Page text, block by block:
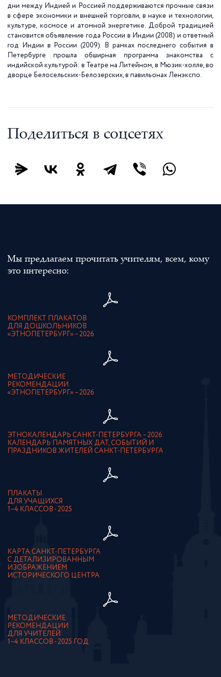
дни между Индией и Россией поддерживаются прочные связи
в сфере экономики и внешней торговли, в науке и технологии,
культуре, космосе и атомной энергетике. Доброй традицией
становится объявление года России в Индии (2008) и ответный
год Индии в России (2009). В рамках последнего события в
Петербурге прошла обширная программа знакомства с
индийской культурой: в Театре на Литейном, в Мюзик-холле, во
дворце Белосельских-Белозерских, в павильонах Ленэкспо.
Поделиться в соцсетях
Мы предлагаем прочитать учителям, всем, кому
это интересно:
КОМПЛЕКТ ПЛАКАТОВ
ДЛЯ ДОШКОЛЬНИКОВ
«ЭТНОПЕТЕРБУРГ» – 2026
МЕТОДИЧЕСКИЕ
РЕКОМЕНДАЦИИ
«ЭТНОПЕТЕРБУРГ» – 2026
ЭТНОКАЛЕНДАРЬ САНКТ-ПЕТЕРБУРГА – 2026.
КАЛЕНДАРЬ ПАМЯТНЫХ ДАТ, СОБЫТИЙ И
ПРАЗДНИКОВ ЖИТЕЛЕЙ САНКТ-ПЕТЕРБУРГА
ПЛАКАТЫ
ДЛЯ УЧАЩИХСЯ
1–4 КЛАССОВ - 2025
КАРТА САНКТ-ПЕТЕРБУРГА
С ДЕТАЛИЗИРОВАННЫМ
ИЗОБРАЖЕНИЕМ
ИСТОРИЧЕСКОГО ЦЕНТРА
МЕТОДИЧЕСКИЕ
РЕКОМЕНДАЦИИ
ДЛЯ УЧИТЕЛЕЙ
1–4 КЛАССОВ - 2025 ГОД